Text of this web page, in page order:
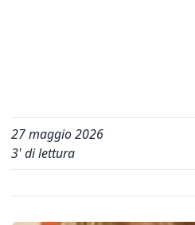
27 maggio 2026
3' di lettura